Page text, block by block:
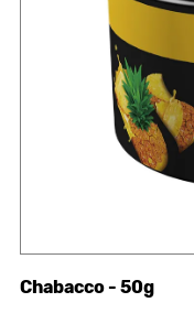
Chabacco - 50g